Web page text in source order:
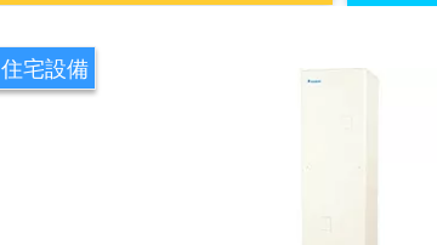
住宅設備